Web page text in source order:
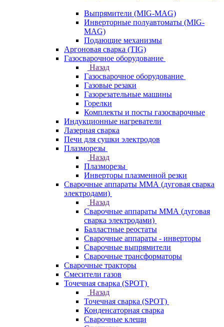
Выпрямители (MIG-MAG)
Инверторные полуавтоматы (MIG-
MAG)
Подающие механизмы
Аргоновая сварка (TIG)
Газосварочное оборудование
Назад
Газосварочное оборудование
Газовые резаки
Газорезательные машины
Горелки
Комплекты и посты газосварочные
Индукционные нагреватели
Лазерная сварка
Печи для сушки электродов
Плазморезы
Назад
Плазморезы
Инверторы плазменной резки
Сварочные аппараты ММА (дуговая сварка
электродами)
Назад
Сварочные аппараты ММА (дуговая
сварка электродами)
Балластные реостаты
Сварочные аппараты - инверторы
Сварочные выпрямители
Сварочные трансформаторы
Сварочные тракторы
Смесители газов
Точечная сварка (SPOT)
Назад
Точечная сварка (SPOT)
Конденсаторная сварка
Сварочные клещи